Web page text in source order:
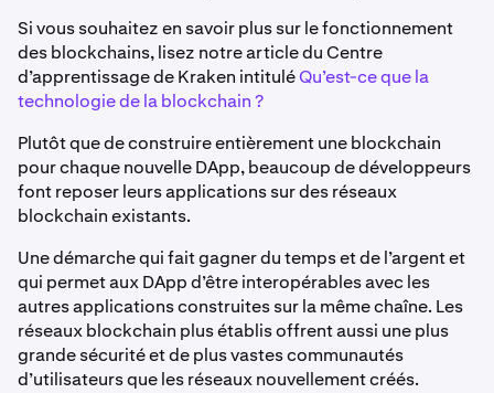
Si vous souhaitez en savoir plus sur le fonctionnement
des blockchains, lisez notre article du Centre
d’apprentissage de Kraken intituléQu’est-ce que la
technologie de la blockchain ?
Plutôt que de construire entièrement une blockchain
pour chaque nouvelle DApp, beaucoup de développeurs
font reposer leurs applications sur des réseaux
blockchain existants.
Une démarche qui fait gagner du temps et de l’argent et
qui permet aux DApp d’être interopérables avec les
autres applications construites sur la même chaîne. Les
réseaux blockchain plus établis offrent aussi une plus
grande sécurité et de plus vastes communautés
d’utilisateurs que les réseaux nouvellement créés.